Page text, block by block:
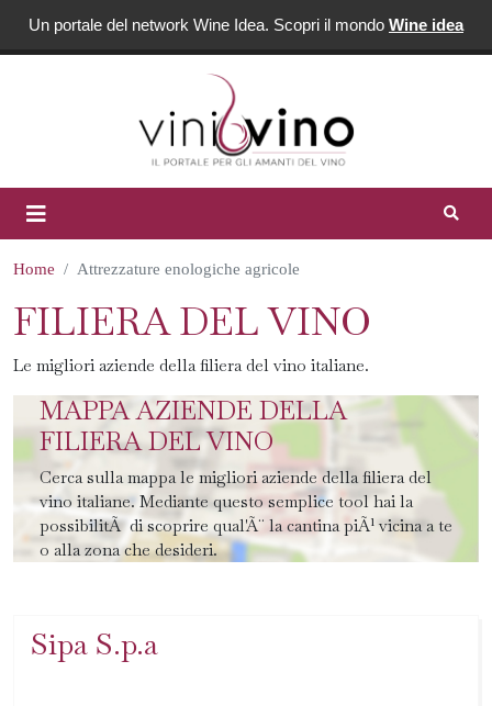
Un portale del network Wine Idea. Scopri il mondo Wine idea
Home Attrezzature enologiche agricole
FILIERA DEL VINO
Le migliori aziende della filiera del vino italiane.
MAPPA AZIENDE DELLA
FILIERA DEL VINO
Cerca sulla mappa le migliori aziende della filiera del
vino italiane. Mediante questo semplice tool hai la
possibilitÃ di scoprire qual'Ã¨ la cantina piÃ¹ vicina a te
o alla zona che desideri.
Sipa S.p.a